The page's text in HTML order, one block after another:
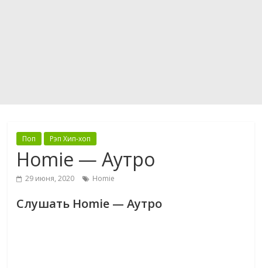
Поп Рэп Хип-хоп
Homie — Аутро
29 июня, 2020 Homie
Слушать Homie — Аутро